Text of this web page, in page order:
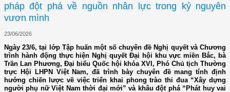
pháp đột phá về nguồn nhân lực trong kỷ nguyên
vươn mình
23/06/2026
Ngày 23/6, tại lớp Tập huấn một số chuyên đề Nghị quyết và Chương
trình hành động thực hiện Nghị quyết Đại hội khu vực miền Bắc, bà
Trần Lan Phương, Đại biểu Quốc hội khóa XVI, Phó Chủ tịch Thường
trực Hội LHPN Việt Nam, đã trình bày chuyên đề mang tính định
hướng chiến lược về việc triển khai phong trào thi đua “Xây dựng
người phụ nữ Việt Nam thời đại mới” và khâu đột phá “Phát huy vai